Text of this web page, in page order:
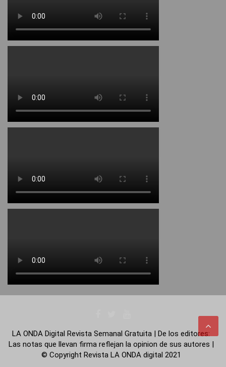
LA ONDA Digital Revista Semanal Gratuita | De los editores:
Las notas que llevan firma reflejan la opinion de sus autores |
© Copyright Revista LA ONDA digital 2021